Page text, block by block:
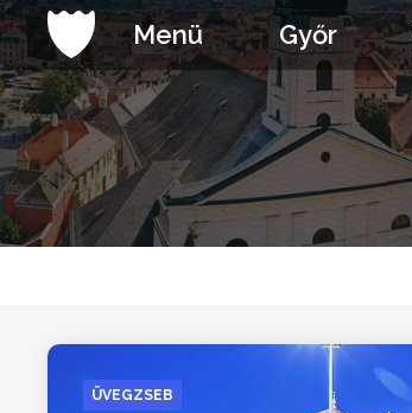
Ugrás
a
tartalomhoz
Menü Győr
ÜVEGZSEB